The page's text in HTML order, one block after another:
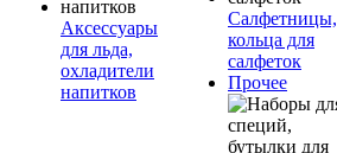
Аксессуары
для льда,
охладители
напитков
Салфетницы,
кольца для
салфеток
Прочее